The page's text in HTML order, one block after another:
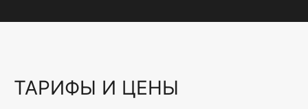
ТАРИФЫ И ЦЕНЫ